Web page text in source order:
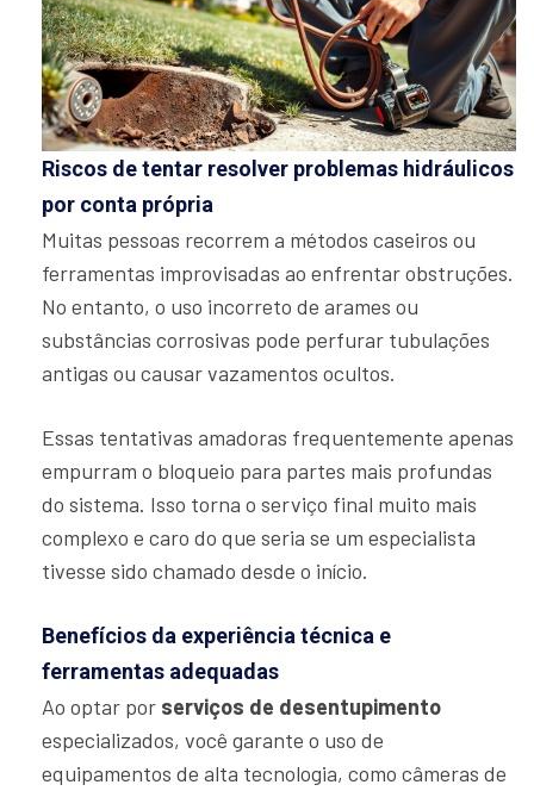
Riscos de tentar resolver problemas hidráulicos
por conta própria
Muitas pessoas recorrem a métodos caseiros ou
ferramentas improvisadas ao enfrentar obstruções.
No entanto, o uso incorreto de arames ou
substâncias corrosivas pode perfurar tubulações
antigas ou causar vazamentos ocultos.
Essas tentativas amadoras frequentemente apenas
empurram o bloqueio para partes mais profundas
do sistema. Isso torna o serviço final muito mais
complexo e caro do que seria se um especialista
tivesse sido chamado desde o início.
Benefícios da experiência técnica e
ferramentas adequadas
Ao optar por serviços de desentupimento
especializados, você garante o uso de
equipamentos de alta tecnologia, como câmeras de